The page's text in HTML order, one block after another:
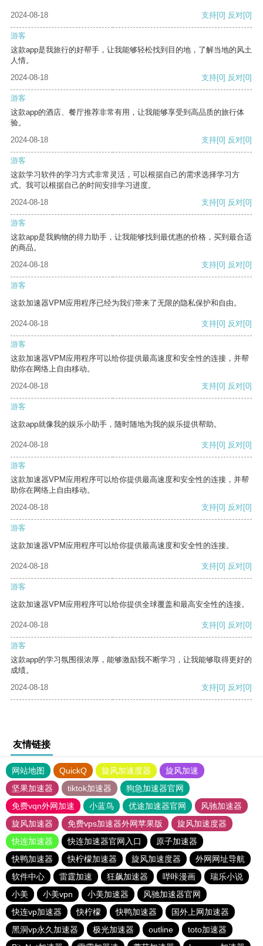
2024-08-18 支持[0] 反对[0]
游客
这款app是我旅行的好帮手，让我能够轻松找到目的地，了解当地的风土
人情。
2024-08-18
支持[0] 反对[0]
游客
这款app的酒店、餐厅推荐非常有用，让我能够享受到高品质的旅行体
验。
2024-08-18
支持[0] 反对[0]
游客
这款学习软件的学习方式非常灵活，可以根据自己的需求选择学习方
式。我可以根据自己的时间安排学习进度。
2024-08-18
支持[0] 反对[0]
游客
这款app是我购物的得力助手，让我能够找到最优惠的价格，买到最合适
的商品。
2024-08-18
支持[0] 反对[0]
游客
这款加速器VPM应用程序已经为我们带来了无限的隐私保护和自由。
2024-08-18 支持[0] 反对[0]
游客
这款加速器VPM应用程序可以给你提供最高速度和安全性的连接，并帮
助你在网络上自由移动。
2024-08-18
支持[0] 反对[0]
游客
这款app就像我的娱乐小助手，随时随地为我的娱乐提供帮助。
2024-08-18 支持[0] 反对[0]
游客
这款加速器VPM应用程序可以给你提供最高速度和安全性的连接，并帮
助你在网络上自由移动。
2024-08-18
支持[0] 反对[0]
游客
这款加速器VPM应用程序可以给你提供最高速度和安全性的连接。
2024-08-18 支持[0] 反对[0]
游客
这款加速器VPM应用程序可以给你提供全球覆盖和最高安全性的连接。
2024-08-18 支持[0] 反对[0]
游客
这款app的学习氛围很浓厚，能够激励我不断学习，让我能够取得更好的
成绩。
2024-08-18
支持[0] 反对[0]
友情链接
网站地图 QuickQ 旋风加速度器
旋风加速
坚果加速器
tiktok加速器
狗急加速器官网
免费vqn外网加速
小蓝鸟 优途加速器官网
风驰加速器
旋风加速器
免费vps加速器外网苹果版
旋风加速度器
快连加速器
快连加速器官网入口
原子加速器
快鸭加速器
快柠檬加速器 旋风加速度器
外网网址导航
软件中心
雷霆加速 狂飙加速器 哔咔漫画
瑞乐小说
小美
小美vpn 小美加速器
风驰加速器官网
快连vp加速器
快柠檬 快鸭加速器
国外上网加速器
黑洞vp永久加速器
极光加速器 outline
toto加速器